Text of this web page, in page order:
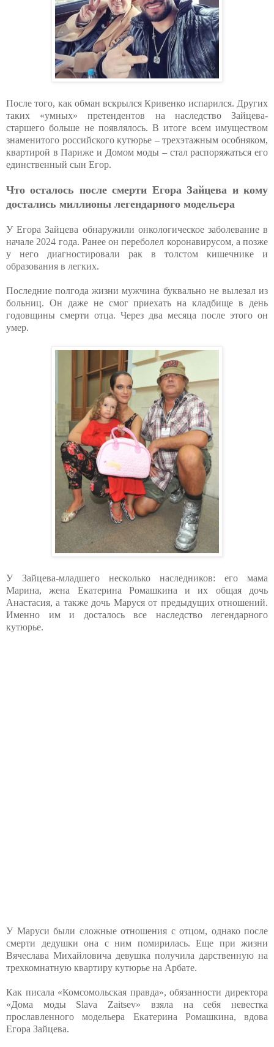
После того, как обман вскрылся Кривенко испарился. Других
таких «умных» претендентов на наследство Зайцева-
старшего больше не появлялось. В итоге всем имуществом
знаменитого российского кутюрье – трехэтажным особняком,
квартирой в Париже и Домом моды – стал распоряжаться его
единственный сын Егор.
Что осталось после смерти Егора Зайцева и кому
достались миллионы легендарного модельера
У Егора Зайцева обнаружили онкологическое заболевание в
начале 2024 года. Ранее он переболел коронавирусом, а позже
у него диагностировали рак в толстом кишечнике и
образования в легких.
Последние полгода жизни мужчина буквально не вылезал из
больниц. Он даже не смог приехать на кладбище в день
годовщины смерти отца. Через два месяца после этого он
умер.
У Зайцева-младшего несколько наследников: его мама
Марина, жена Екатерина Ромашкина и их общая дочь
Анастасия, а также дочь Маруся от предыдущих отношений.
Именно им и досталось все наследство легендарного
кутюрье.
У Маруси были сложные отношения с отцом, однако после
смерти дедушки она с ним помирилась. Еще при жизни
Вячеслава Михайловича девушка получила дарственную на
трехкомнатную квартиру кутюрье на Арбате.
Как писала «Комсомольская правда», обязанности директора
«Дома моды Slava Zaitsev» взяла на себя невестка
прославленного модельера Екатерина Ромашкина, вдова
Егора Зайцева.